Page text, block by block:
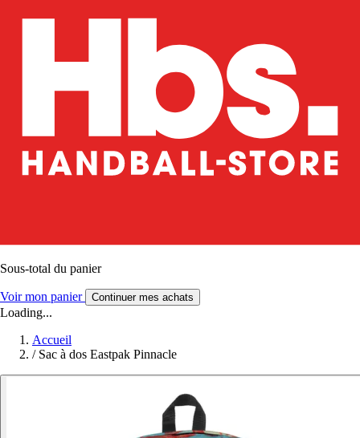
Sous-total du panier
Voir mon panier Continuer mes achats
Loading...
Accueil
/ Sac à dos Eastpak Pinnacle